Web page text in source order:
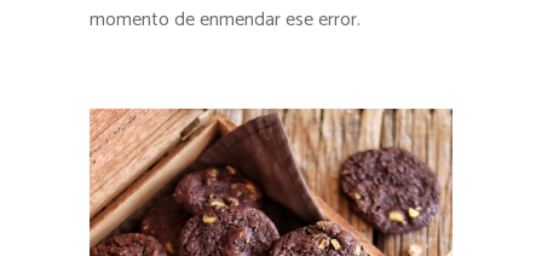
momento de enmendar ese error.